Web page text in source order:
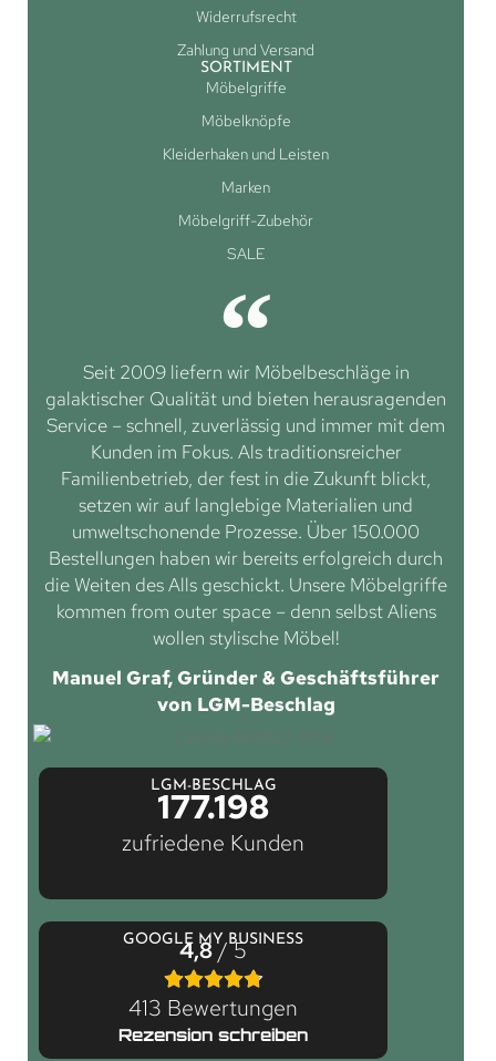
Widerrufsrecht
Zahlung und Versand
SORTIMENT
Möbelgriffe
Möbelknöpfe
Kleiderhaken und Leisten
Marken
Möbelgriff-Zubehör
SALE
Seit 2009 liefern wir Möbelbeschläge in
galaktischer Qualität und bieten herausragenden
Service – schnell, zuverlässig und immer mit dem
Kunden im Fokus. Als traditionsreicher
Familienbetrieb, der fest in die Zukunft blickt,
setzen wir auf langlebige Materialien und
umweltschonende Prozesse. Über 150.000
Bestellungen haben wir bereits erfolgreich durch
die Weiten des Alls geschickt. Unsere Möbelgriffe
kommen from outer space – denn selbst Aliens
wollen stylische Möbel!
Manuel Graf, Gründer & Geschäftsführer
von LGM-Beschlag
LGM-BESCHLAG
177.198
zufriedene Kunden
GOOGLE MY BUSINESS
4,8/ 5
413 Bewertungen
Rezension schreiben